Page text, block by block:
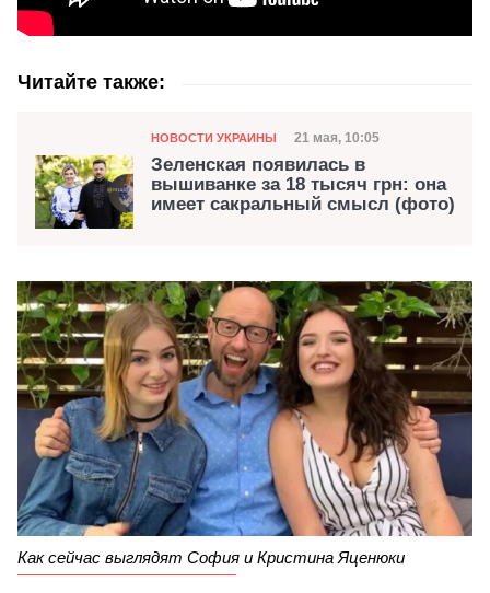
Читайте также:
Категория
НОВОСТИ УКРАИНЫ Дата публикации
21 мая, 10:05
Зеленская появилась в
вышиванке за 18 тысяч грн: она
имеет сакральный смысл (фото)
Как сейчас выглядят София и Кристина Яценюки